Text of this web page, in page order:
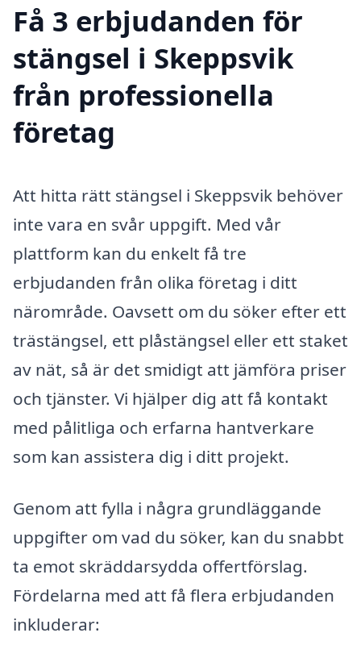
Få 3 erbjudanden för
stängsel i Skeppsvik
från professionella
företag
Att hitta rätt stängsel i Skeppsvik behöver
inte vara en svår uppgift. Med vår
plattform kan du enkelt få tre
erbjudanden från olika företag i ditt
närområde. Oavsett om du söker efter ett
trästängsel, ett plåstängsel eller ett staket
av nät, så är det smidigt att jämföra priser
och tjänster. Vi hjälper dig att få kontakt
med pålitliga och erfarna hantverkare
som kan assistera dig i ditt projekt.
Genom att fylla i några grundläggande
uppgifter om vad du söker, kan du snabbt
ta emot skräddarsydda offertförslag.
Fördelarna med att få flera erbjudanden
inkluderar: